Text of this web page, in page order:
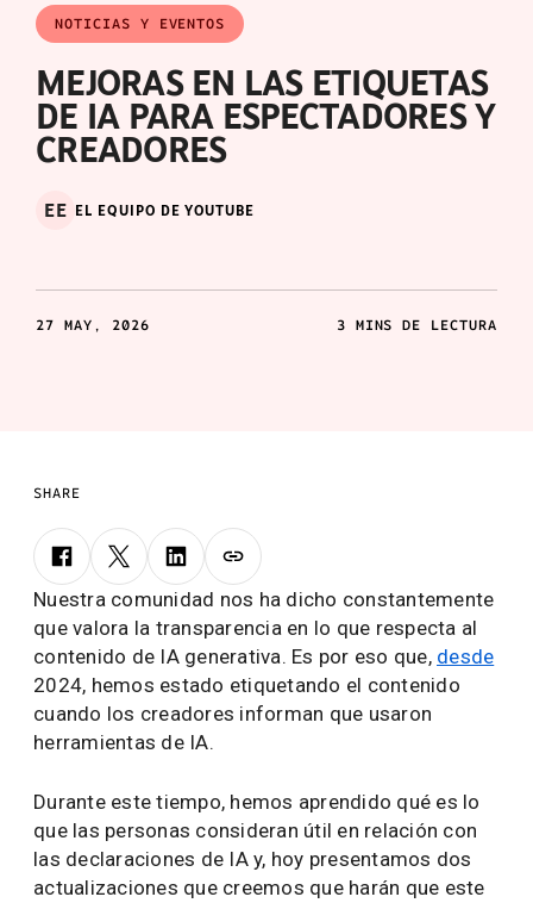
NOTICIAS Y EVENTOS
MEJORAS EN LAS ETIQUETAS
DE IA PARA ESPECTADORES Y
CREADORES
EE EL EQUIPO DE YOUTUBE
27 MAY, 2026 3 MINS DE LECTURA
SHARE
Nuestra comunidad nos ha dicho constantemente
que valora la transparencia en lo que respecta al
contenido de IA generativa. Es por eso que, desde
2024, hemos estado etiquetando el contenido
cuando los creadores informan que usaron
herramientas de IA.
Durante este tiempo, hemos aprendido qué es lo
que las personas consideran útil en relación con
las declaraciones de IA y, hoy presentamos dos
actualizaciones que creemos que harán que este